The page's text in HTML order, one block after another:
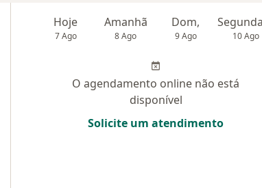
Hoje
7 Ago
Amanhã
8 Ago
Dom,
9 Ago 10 Ago
O agendamento online não está
disponível
Solicite um atendimento